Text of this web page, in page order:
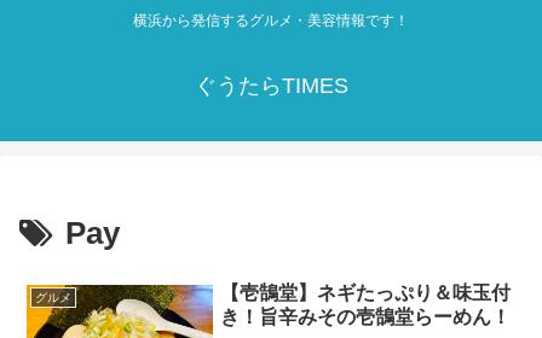
横浜から発信するグルメ・美容情報です！
ぐうたらTIMES
Pay
グルメ
【壱鵠堂】ネギたっぷり＆味玉付
き！旨辛みその壱鵠堂らーめん！